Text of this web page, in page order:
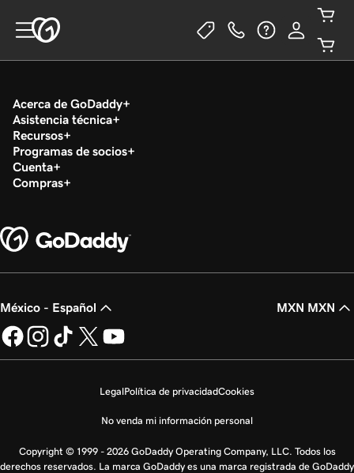
Acerca de GoDaddy
Asistencia técnica
Recursos
Programas de socios
Cuenta
Compras
México - Español MXN MXN
LegalPolítica de privacidadCookies
No venda mi información personal
Copyright © 1999 - 2026 GoDaddy Operating Company, LLC. Todos los
derechos reservados. La marca GoDaddy es una marca registrada de GoDaddy